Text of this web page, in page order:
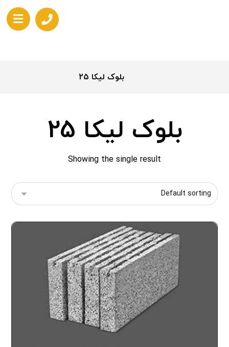
بلوک لیکا 25
بلوک لیکا 25
Showing the single result